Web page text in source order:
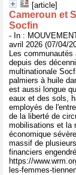
[article]
Cameroun et
Socfin
- In :
avril 2026 (07/04/
Les
depuis des
multinationale
palmiers à huile
est aussi longue
eaux et des sols,
employés de
de la liberté de
mobilisations et la
économique
massif de
financiers
https://
les-femmes-